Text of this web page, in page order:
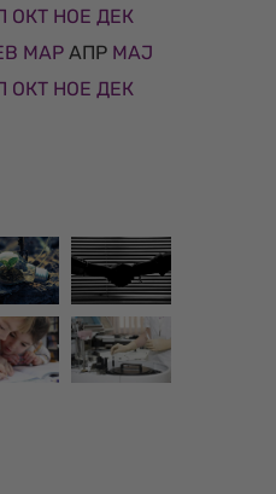
ОКТ НОЕ ДЕК
МАР АПР МАЈ
ОКТ НОЕ ДЕК